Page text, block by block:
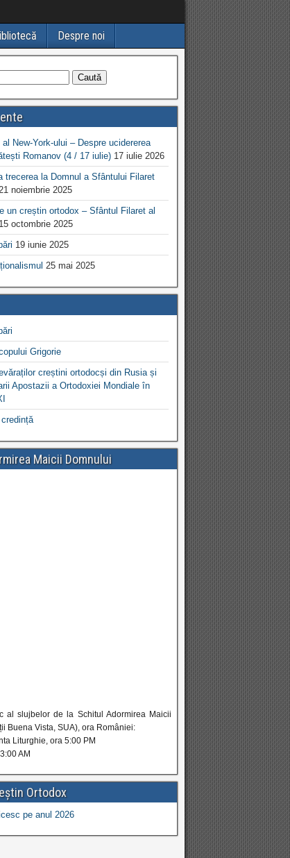
Despre noi
New-York-ului – Despre ucidererea
Romanov (4 / 17 iulie) 17 iulie 2026
trecerea la Domnul a Sfântului Filaret
noiembrie 2025
un creștin ortodox – Sfântul Filaret al
15 octombrie 2025
19 iunie 2025
25 mai 2025
Grigorie
creștini ortodocși din Rusia și
Apostazii a Ortodoxiei Mondiale în
Maicii Domnului
al slujbelor de la Schitul Adormirea Maicii
Buena Vista, SUA), ora României:
Liturghie, ora 5:00 PM
AM
Ortodox
pe anul 2026